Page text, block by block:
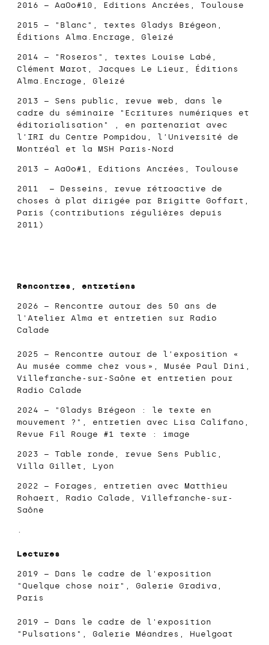
2016 – AaOo#10, Editions Ancrées, Toulouse
2015 – "Blanc", textes Gladys Brégeon,
Éditions Alma.Encrage , Gleizé
2014 – "Roseros", textes Louise Labé,
Clément Marot, Jacques Le Lieur, Éditions
Alma.Encrage , Gleizé
2013 – Sens public , revue web, dans le
cadre du séminaire "Ecritures numériques et
éditorialisation" , en partenariat avec
l’IRI du Centre Pompidou, l’Université de
Montréal et la MSH Paris-Nord
2013 – AaOo#1, Editions Ancrées, Toulouse
2011 – Desseins, revue rétroactive de
choses à plat dirigée par Brigitte Goffart,
Paris (contributions régulières depuis
2011)
Rencontres, entretiens
2026 – Rencontre autour des 50 ans de
l'Atelier Alma et entretien sur Radio
Calade
2025 – Rencontre autour de l’exposition «
Au musée comme chez vous », Musée Paul Dini ,
Villefranche-sur-Saône et entretien pour
Radio Calade
2024 – "Gladys Brégeon : le texte en
mouvement ?", entretien avec Lisa Califano,
Revue Fil Rouge #1 texte : image
2023 – Table ronde, revue Sens Public ,
Villa Gillet , Lyon
2022 – Forages ,
entretien avec Matthieu
Rohaert, Radio Calade , Villefranche-sur-
Saône
.
Lectures
2019 – Dans le cadre de l'exposition
" Quelque chose noir ", Galerie Gradiva ,
Paris
2019 – Dans le cadre de l'exposition
"Pulsations", Galerie Méandres , Huelgoat